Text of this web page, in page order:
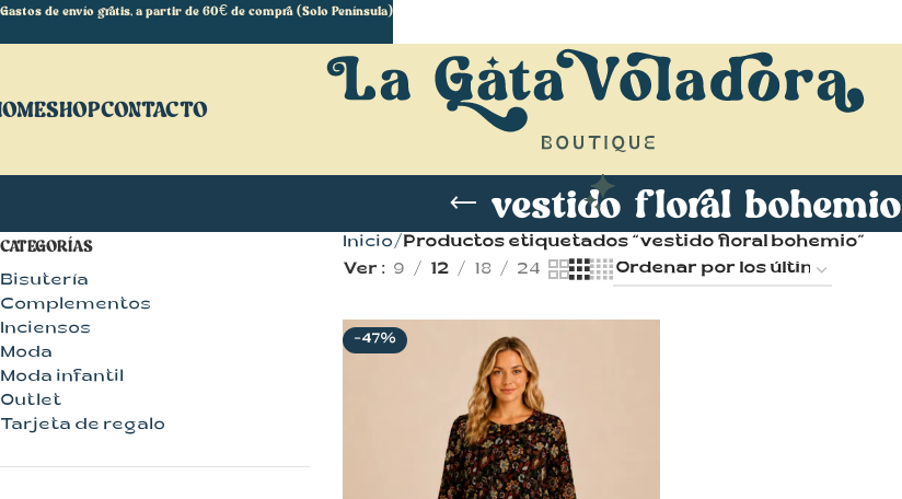
SHOPCONTACTO
vestido floral bohemio
CATEGORÍAS
Bisutería
Complementos
Inciensos
Moda
Moda infantil
Outlet
Tarjeta de regalo
Inicio
Productos etiquetados “vestido floral bohemio”
Ver
9 12 18 24
-47%
Gastos de envío gratis, a partir de 60€ de compra (Solo Península)